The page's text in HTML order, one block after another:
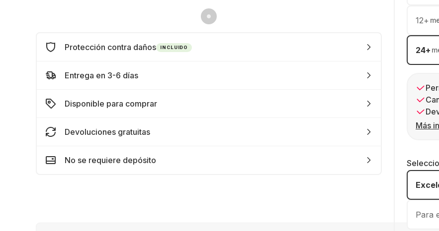
12+
24+
Más
Para
Protección contra daños INCLUIDO
Entrega en 3-6 días
Disponible para comprar
Devoluciones gratuitas
No se requiere depósito